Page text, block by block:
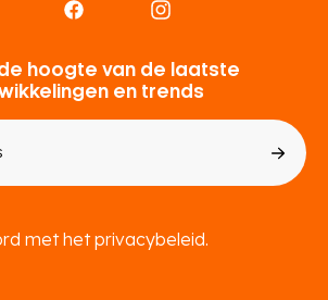
hoogte van de laatste
en trends
met hetprivacybeleid.